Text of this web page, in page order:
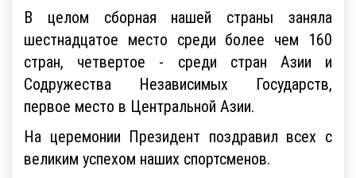
В целом сборная нашей страны заняла
шестнадцатое место среди более чем 160
стран, четвертое - среди стран Азии и
Содружества Независимых Государств,
первое место в Центральной Азии.
На церемонии Президент поздравил всех с
великим успехом наших спортсменов.